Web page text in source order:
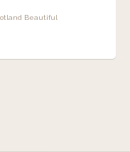
Beautiful